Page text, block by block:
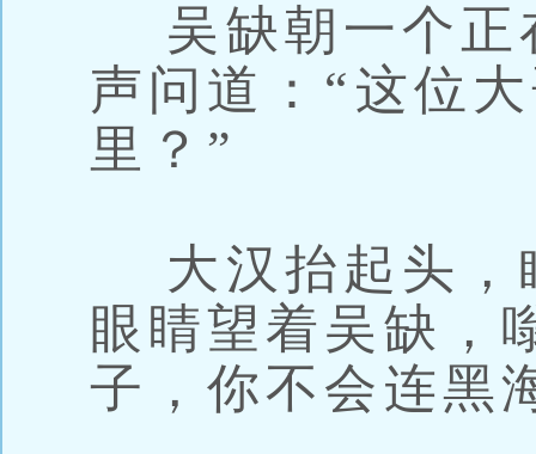
吴缺朝一个正
声问道：“这位
里？”
大汉抬起头，
眼睛望着吴缺，
子，你不会连黑